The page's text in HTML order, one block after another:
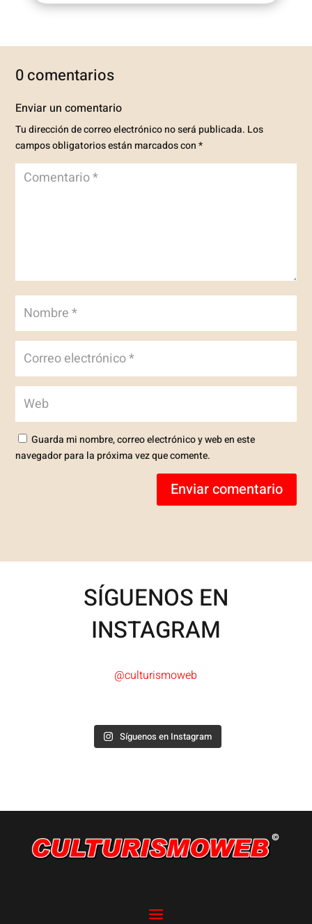
0 comentarios
Enviar un comentario
Tu dirección de correo electrónico no será publicada. Los
campos obligatorios están marcados con*
Guarda mi nombre, correo electrónico y web en este
navegador para la próxima vez que comente.
Enviar comentario
SÍGUENOS EN
INSTAGRAM
@culturismoweb
Síguenos en Instagram